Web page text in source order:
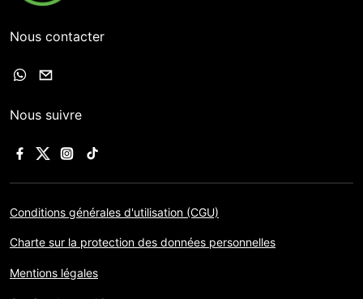
Nous contacter
Nous suivre
Conditions générales d'utilisation (CGU)
Charte sur la protection des données personnelles
Mentions légales